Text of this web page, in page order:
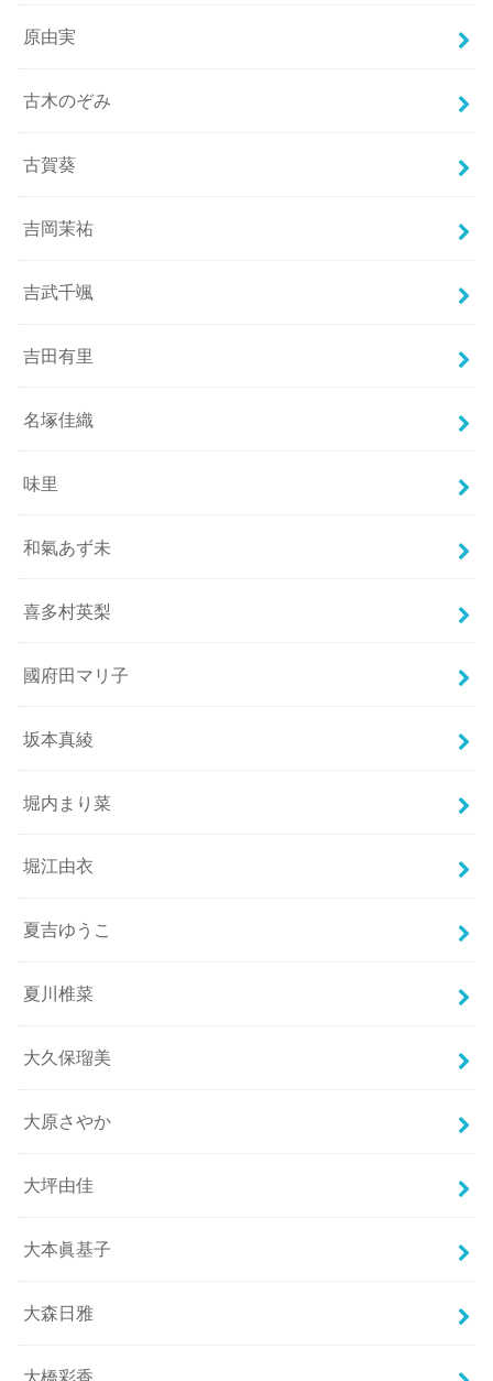
原由実
古木のぞみ
古賀葵
吉岡茉祐
吉武千颯
吉田有里
名塚佳織
味里
和氣あず未
喜多村英梨
國府田マリ子
坂本真綾
堀内まり菜
堀江由衣
夏吉ゆうこ
夏川椎菜
大久保瑠美
大原さやか
大坪由佳
大本眞基子
大森日雅
大橋彩香